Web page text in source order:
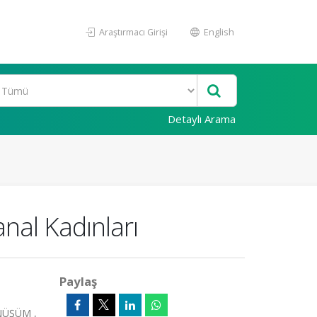
Araştırmacı Girişi English
Detaylı Arama
Kadınları
,
Paylaş